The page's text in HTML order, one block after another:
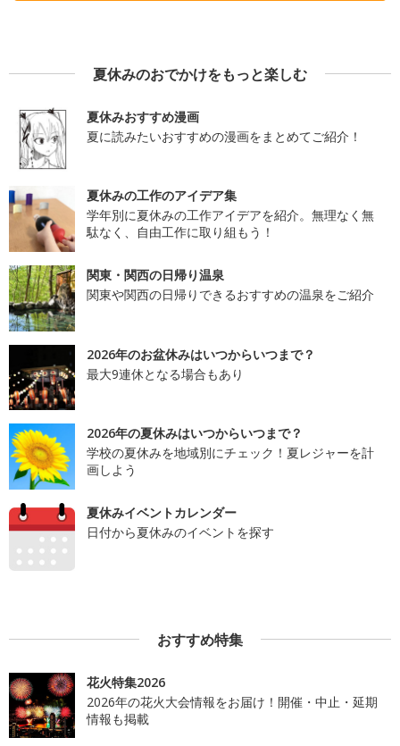
夏休みのおでかけをもっと楽しむ
夏休みおすすめ漫画
夏に読みたいおすすめの漫画をまとめてご紹介！
夏休みの工作のアイデア集
学年別に夏休みの工作アイデアを紹介。無理なく無
駄なく、自由工作に取り組もう！
関東・関西の日帰り温泉
関東や関西の日帰りできるおすすめの温泉をご紹介
2026年のお盆休みはいつからいつまで？
最大9連休となる場合もあり
2026年の夏休みはいつからいつまで？
学校の夏休みを地域別にチェック！夏レジャーを計
画しよう
夏休みイベントカレンダー
日付から夏休みのイベントを探す
おすすめ特集
花火特集2026
2026年の花火大会情報をお届け！開催・中止・延期
情報も掲載